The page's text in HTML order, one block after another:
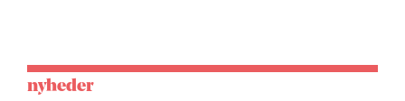
nyheder